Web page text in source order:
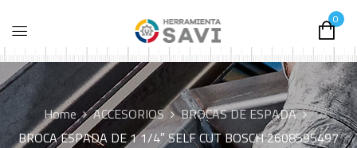
0
Home ACCESORIOS
BROCAS DE ESPADA
BROCA ESPADA DE 1 1/4″ SELF CUT BOSCH 2608595497